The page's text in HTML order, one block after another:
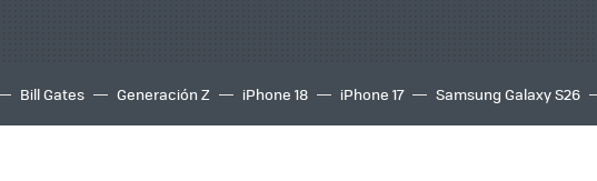
Bill Gates Generación Z iPhone 18 iPhone 17 Samsung Galaxy S26